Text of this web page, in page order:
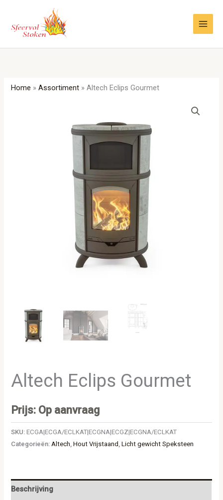
inhoud
Home »Assortiment »Altech Eclips Gourmet
Altech Eclips Gourmet
Prijs: Op aanvraag
SKU:ECGA|ECGA/ECLKAT|ECGNA|ECGZ|ECGNA/ECLKAT
Categorieën: Altech ,Hout Vrijstaand ,Licht gewicht Speksteen
Beschrijving